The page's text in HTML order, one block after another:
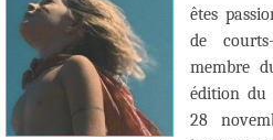
êtes
de
membre
édition du
28